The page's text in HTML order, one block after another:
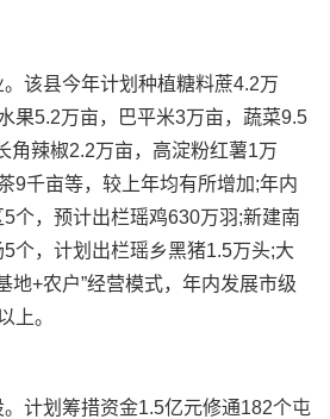
县今年计划种植糖料蔗4.2万
果5.2万亩，巴平米3万亩，蔬菜9.5
角辣椒2.2万亩，高淀粉红薯1万
9千亩等，较上年均有所增加;年内
个，预计出栏瑶鸡630万羽;新建南
个，计划出栏瑶乡黑猪1.5万头;大
地+农户”经营模式，年内发展市级
上。
划筹措资金1.5亿元修通182个屯